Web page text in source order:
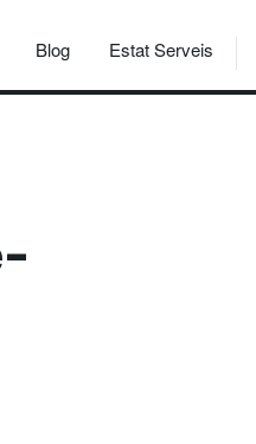
Blog Estat Serveis